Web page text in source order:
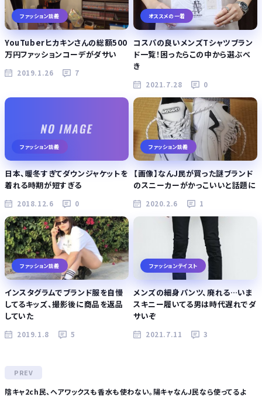
ファッション談義
YouTuberヒカキンさんの総額500
万円ファッションコーデがダサい
2019.1.26 7
オススメの一着
コスパの良いメンズTシャツブラン
ド一覧！困ったらこの中から選ぶべ
き
2021.7.28 0
ファッション談義
日本、暖冬すぎてダウンジャケットを
着れる時期が短すぎる
2018.12.6 0
ファッション談義
【画像】なんJ民が買った謎ブランド
のスニーカーがかっこいいと話題に
2020.2.6 1
ファッション談義
インスタグラムでブランド服を自慢
してるキッズ、撮影後に商品を返品
していた
2019.1.8 5
ファッションテイスト
メンズの細身パンツ、廃れる…いま
スキニー履いてる男は時代遅れでダ
サいぞ
2021.7.11 3
陰キャ2ch民、ヘアワックスも香水も使わない。陽キャなんJ民なら使ってるよ